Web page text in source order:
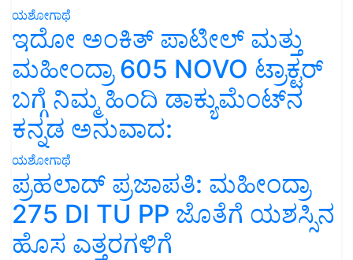
ಯಶೋಗಾಥೆ
ಇದೋ ಅಂಕಿತ್ ಪಾಟೀಲ್ ಮತ್ತು
ಮಹೀಂದ್ರಾ 605 NOVO ಟ್ರಾಕ್ಟರ್
ಬಗ್ಗೆ ನಿಮ್ಮ ಹಿಂದಿ ಡಾಕ್ಯುಮೆಂಟ್‌ನ
ಕನ್ನಡ ಅನುವಾದ:
ಯಶೋಗಾಥೆ
ಪ್ರಹಲಾದ್ ಪ್ರಜಾಪತಿ: ಮಹೀಂದ್ರಾ
275 DI TU PP ಜೊತೆಗೆ ಯಶಸ್ಸಿನ
ಹೊಸ ಎತ್ತರಗಳಿಗೆ